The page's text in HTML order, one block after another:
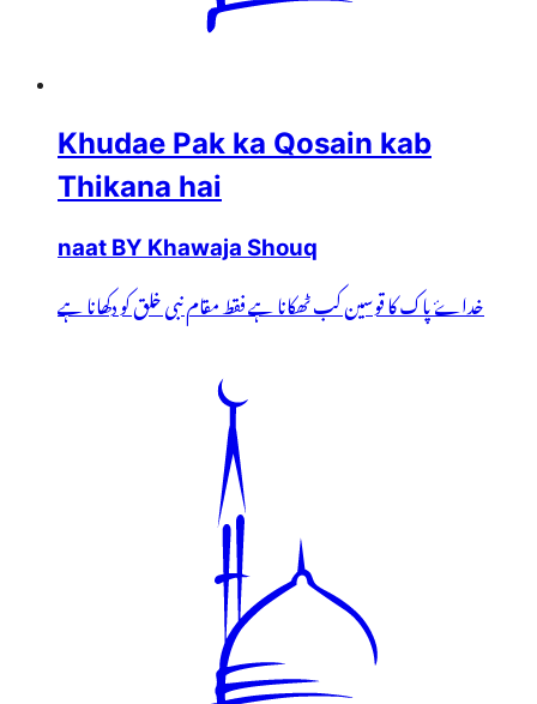
Khudae Pak ka Qosain kab
Thikana hai
naat BY Khawaja Shouq
خداۓ پاک کا قوسین کب ٹھکانا ہے فقط مقام نبی خلق کو دکھانا ہے